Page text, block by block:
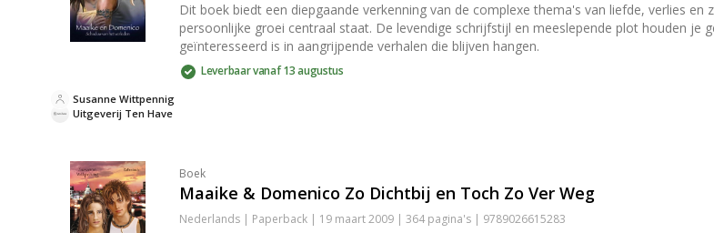
Dit boek biedt een diepgaande verkenning van de complexe thema's van liefde, verlies
persoonlijke groei centraal staat. De levendige schrijfstijl en meeslepende plot houden je
geïnteresseerd is in aangrijpende verhalen die blijven hangen.
Leverbaar vanaf 13 augustus
Uitgeverij Ten Have
Susanne Wittpennig
Boek
Maaike & Domenico Zo Dichtbij en Toch Zo Ver Weg
Nederlands | Paperback | 19 maart 2009 | 364 pagina's | 9789026615283